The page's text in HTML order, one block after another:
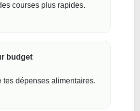
courses plus rapides.
budget
tes dépenses alimentaires.